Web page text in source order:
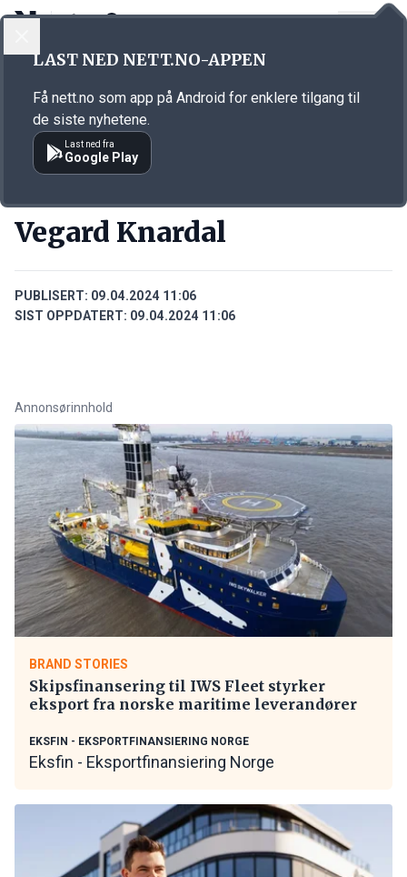
Annonsørinnhold
Vegard Knardal
PUBLISERT: 09.04.2024 11:06
SIST OPPDATERT: 09.04.2024 11:06
Annonsørinnhold
BRAND STORIES
Skipsfinansering til IWS Fleet styrker
eksport fra norske maritime leverandører
EKSFIN - EKSPORTFINANSIERING NORGE
Eksfin - Eksportfinansiering Norge
LAST NED NETT.NO-APPEN
Få nett.no som app på Android for enklere tilgang til
de siste nyhetene.
Last ned fra
Google Play